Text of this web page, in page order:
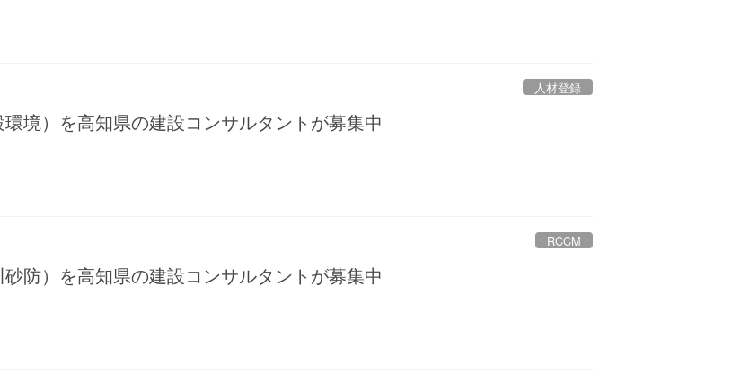
人材登録
境）を高知県の建設コンサルタントが募集中
RCCM
防）を高知県の建設コンサルタントが募集中